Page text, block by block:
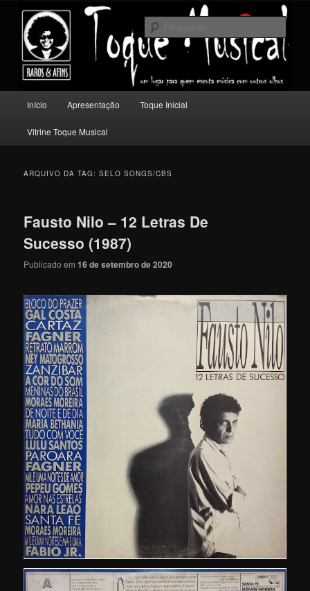
conteúdo
principal
conteúdo
secundário
Toque Musical
Um lugar para quem escuta música com outros olhos.
principal
Início Apresentação Toque Inicial
Vitrine Toque Musical
ARQUIVO DA TAG:SELO SONGS/CBS
Fausto Nilo – 12 Letras De
Sucesso (1987)
Publicado em16 de setembro de 2020